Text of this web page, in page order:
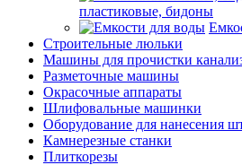
пластиковые, бидоны
Строительные люльки
Машины для прочистки
Разметочные машины
Окрасочные аппараты
Шлифовальные машинки
Оборудование для нанесения
Камнерезные станки
Плиткорезы